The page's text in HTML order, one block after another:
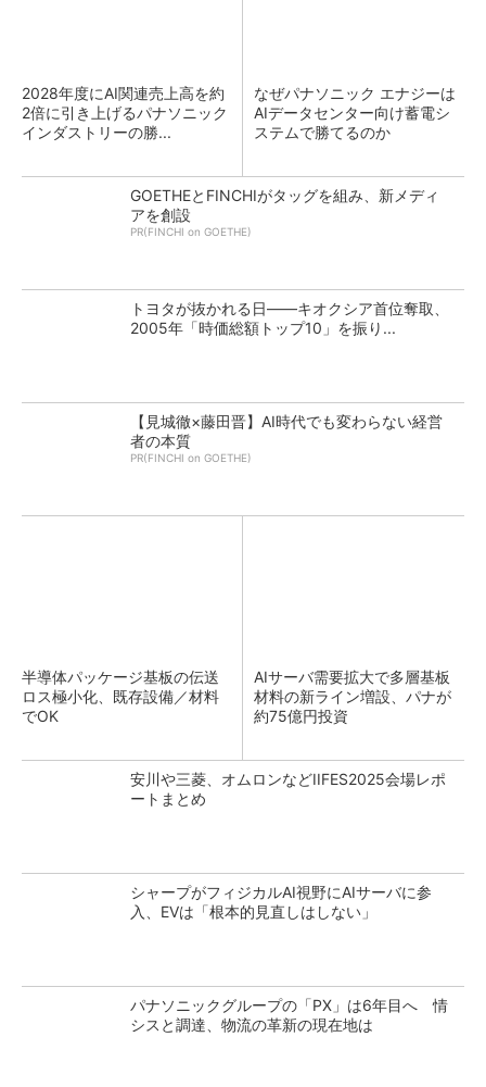
2028年度にAI関連売上高を約
2倍に引き上げるパナソニック
インダストリーの勝...
なぜパナソニック エナジーは
AIデータセンター向け蓄電シ
ステムで勝てるのか
GOETHEとFINCHIがタッグを組み、新メディ
アを創設
PR(FINCHI on GOETHE)
トヨタが抜かれる日――キオクシア首位奪取、
2005年「時価総額トップ10」を振り...
【見城徹×藤田晋】AI時代でも変わらない経営
者の本質
PR(FINCHI on GOETHE)
半導体パッケージ基板の伝送
ロス極小化、既存設備／材料
でOK
AIサーバ需要拡大で多層基板
材料の新ライン増設、パナが
約75億円投資
安川や三菱、オムロンなどIIFES2025会場レポ
ートまとめ
シャープがフィジカルAI視野にAIサーバに参
入、EVは「根本的見直しはしない」
パナソニックグループの「PX」は6年目へ 情
シスと調達、物流の革新の現在地は